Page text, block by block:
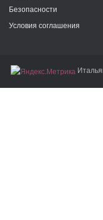
Безопасности
Условия соглашения